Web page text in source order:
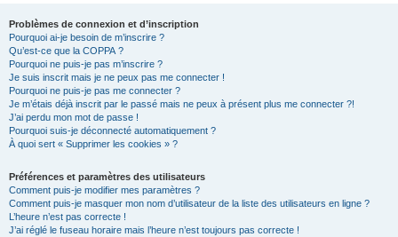
Problèmes de connexion et d’inscription
Pourquoi ai-je besoin de m’inscrire ?
Qu’est-ce que la COPPA ?
Pourquoi ne puis-je pas m’inscrire ?
Je suis inscrit mais je ne peux pas me connecter !
Pourquoi ne puis-je pas me connecter ?
Je m’étais déjà inscrit par le passé mais ne peux à présent plus me connecter ?!
J’ai perdu mon mot de passe !
Pourquoi suis-je déconnecté automatiquement ?
À quoi sert « Supprimer les cookies » ?
Préférences et paramètres des utilisateurs
Comment puis-je modifier mes paramètres ?
Comment puis-je masquer mon nom d’utilisateur de la liste des utilisateurs en ligne ?
L’heure n’est pas correcte !
J’ai réglé le fuseau horaire mais l’heure n’est toujours pas correcte !